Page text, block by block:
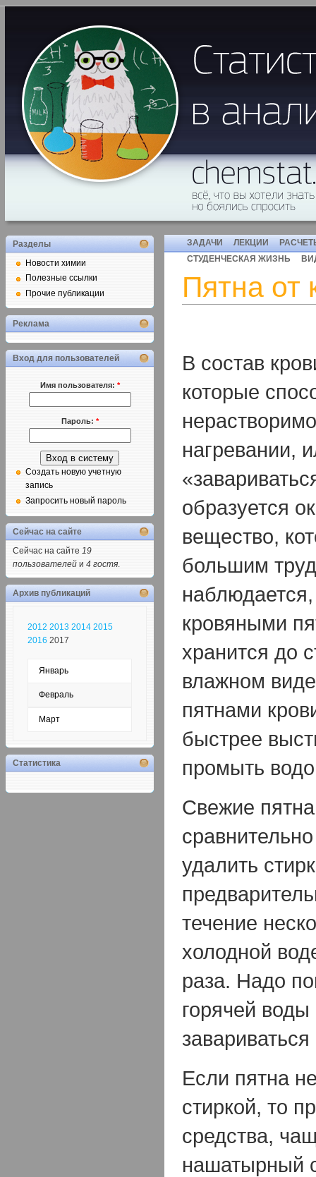
ЗАДАЧИ ЛЕКЦИИ
СТУДЕНЧЕСКАЯ ЖИЗНЬ
Пятна от
В состав
которые
нагревании,
образуется
вещество,
большим
кровяными
хранится до
влажном
пятнами
быстрее
промыть
Свежие
удалить
течение
холодной
раза. Надо
горячей
завариваться
Если пятна
стиркой, то
средства,
нашатырный
Разделы
Новости химии
Полезные ссылки
Прочие публикации
Реклама
Вход для пользователей
Имя пользователя: *
Пароль: *
Создать новую учетную
запись
Запросить новый пароль
Сейчас на сайте
Сейчас на сайте 19
пользователей и 4 гостя.
Архив публикаций
2012 2013 2014 2015
2016 2017
Январь
Февраль
Март
Статистика